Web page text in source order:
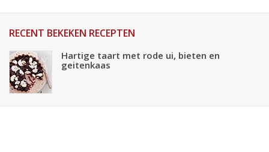
RECENT BEKEKEN RECEPTEN
Hartige taart met rode ui, bieten en
geitenkaas